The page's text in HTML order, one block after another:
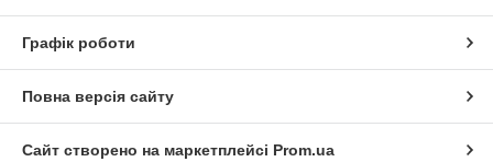
Графік роботи
Повна версія сайту
Сайт створено на маркетплейсі Prom.ua